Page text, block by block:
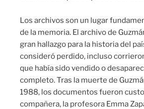
Los archivos son un lugar
de la memoria. El archivo de
gran hallazgo para la historia del
consideró perdido, incluso
que había sido vendido o
completo. Tras la muerte de
1988, los documentos fueron
compañera, la profesora Emma